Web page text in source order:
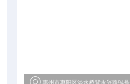
惠州市惠阳区淡水桥背永兴路94号